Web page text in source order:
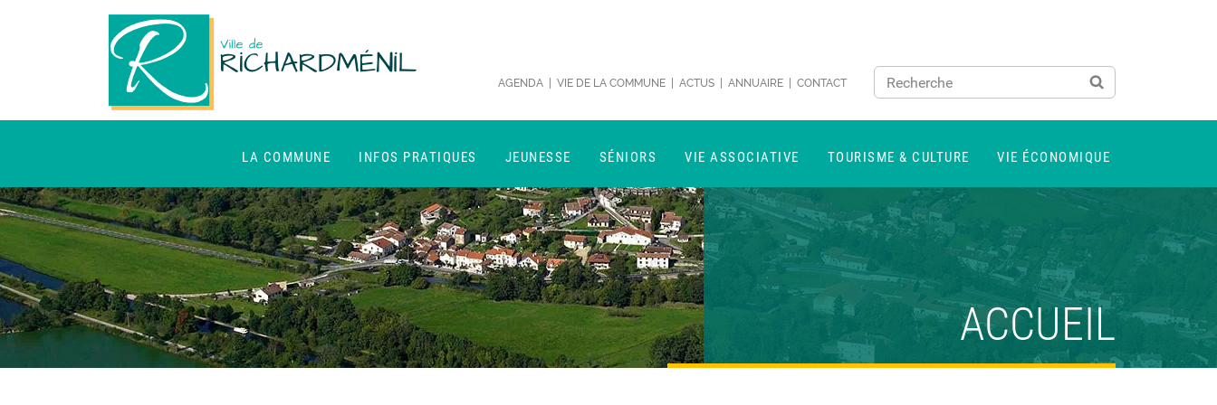
AGENDA VIE DE LA COMMUNE ACTUS ANNUAIRE CONTACT
LA COMMUNE INFOS PRATIQUES JEUNESSE SÉNIORS VIE ASSOCIATIVE TOURISME & CULTURE VIE ÉCONOMIQUE
ACCUEIL